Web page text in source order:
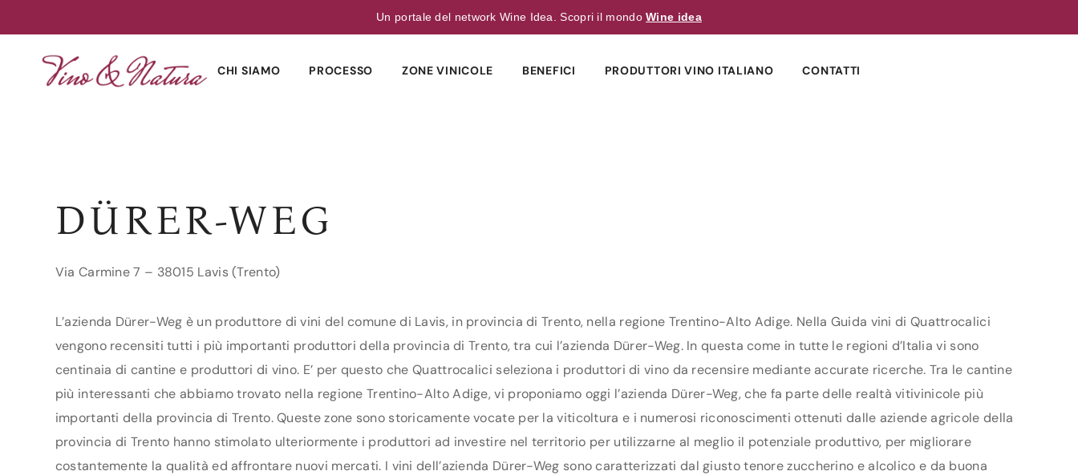
Un portale del network Wine Idea. Scopri il mondoWine idea
CHI SIAMO PROCESSO ZONE VINICOLE BENEFICI PRODUTTORI VINO ITALIANO CONTATTI
DÜRER-WEG
Via Carmine 7 – 38015 Lavis (Trento)
L’azienda Dürer-Weg è un produttore di vini del comune di Lavis, in provincia di Trento, nella regione Trentino-Alto Adige. Nella Guida vini di Quattrocalici
vengono recensiti tutti i più importanti produttori della provincia di Trento, tra cui l’azienda Dürer-Weg. In questa come in tutte le regioni d’Italia vi sono
centinaia di cantine e produttori di vino. E’ per questo che Quattrocalici seleziona i produttori di vino da recensire mediante accurate ricerche. Tra le cantine
più interessanti che abbiamo trovato nella regione Trentino-Alto Adige, vi proponiamo oggi l’azienda Dürer-Weg, che fa parte delle realtà vitivinicole più
importanti della provincia di Trento. Queste zone sono storicamente vocate per la viticoltura e i numerosi riconoscimenti ottenuti dalle aziende agricole della
provincia di Trento hanno stimolato ulteriormente i produttori ad investire nel territorio per utilizzarne al meglio il potenziale produttivo, per migliorare
costantemente la qualità ed affrontare nuovi mercati. I vini dell’azienda Dürer-Weg sono caratterizzati dal giusto tenore zuccherino e alcolico e da buona